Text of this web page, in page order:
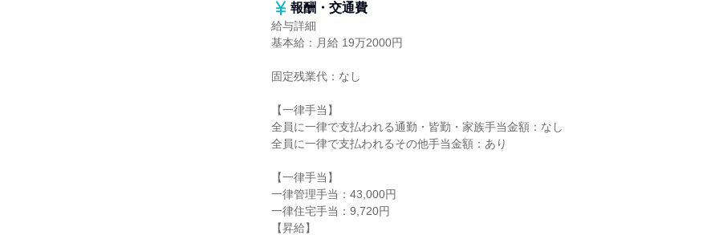
報酬・交通費
給与詳細
基本給：月給 19万2000円
固定残業代：なし
【一律手当】
全員に一律で支払われる通勤・皆勤・家族手当金額：なし
全員に一律で支払われるその他手当金額：あり
【一律手当】
一律管理手当：43,000円
一律住宅手当：9,720円
【昇給】